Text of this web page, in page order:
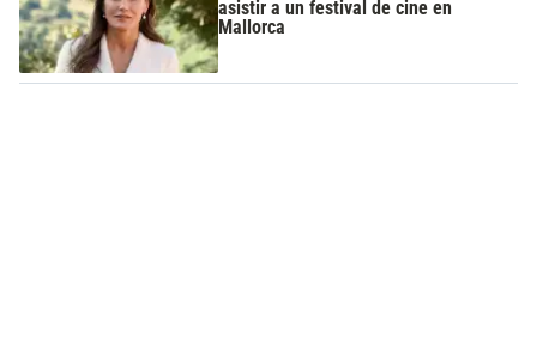
asistir a un festival de cine en
Mallorca